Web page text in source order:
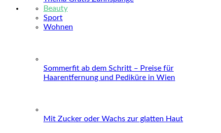
Beauty
Sport
Wohnen
Sommerfit ab dem Schritt – Preise für
Haarentfernung und Pediküre in Wien
Mit Zucker oder Wachs zur glatten Haut